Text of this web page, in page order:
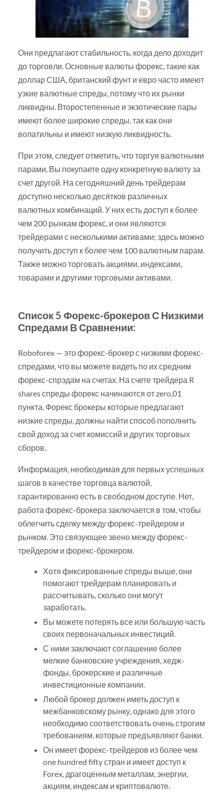
Они предлагают стабильность, когда дело доходит
до торговли. Основные валюты форекс, такие как
доллар США, британский фунт и евро часто имеют
узкие валютные спреды, потому что их рынки
ликвидны. Второстепенные и экзотические пары
имеют более широкие спреды, так как они
волатильны и имеют низкую ликвидность.
При этом, следует отметить, что торгуя валютными
парами, Вы покупаете одну конкретную валюту за
счет другой. На сегодняшний день трейдерам
доступно несколько десятков различных
валютных комбинаций. У них есть доступ к более
чем 200 рынкам форекс, и они являются
трейдерами с несколькими активами; здесь можно
получить доступ к более чем 100 валютным парам.
Также можно торговать акциями, индексами,
товарами и другими торговыми активами.
Список 5 Форекс-брокеров С Низкими
Спредами В Сравнении:
Roboforex — это форекс-брокер с низкими форекс-
спредами, что вы можете видеть по их средним
форекс-спрэдам на счетах. На счете трейдера R
shares спреды форекс начинаются от zero,01
пункта. Форекс брокеры которые предлагают
низкие спреды, должны найти способ пополнить
свой доход за счет комиссий и других торговых
сборов.
Информация, необходимая для первых успешных
шагов в качестве торговца валютой,
гарантированно есть в свободном доступе. Нет,
работа форекс-брокера заключается в том, чтобы
облегчить сделку между форекс-трейдером и
рынком. Это связующее звено между форекс-
трейдером и форекс-брокером.
Хотя фиксированные спреды выше, они
помогают трейдерам планировать и
рассчитывать, сколько они могут
заработать.
Вы можете потерять все или большую часть
своих первоначальных инвестиций.
С ними заключают соглашение более
мелкие банковские учреждения, хедж-
фонды, брокерские и различные
инвестиционные компании.
Любой брокер должен иметь доступ к
межбанковскому рынку, однако для этого
необходимо соответствовать очень строгим
требованиям, которые предъявляют банки.
Он имеет форекс-трейдеров из более чем
one hundred fifty стран и имеет доступ к
Forex, драгоценным металлам, энергии,
акциям, индексам и криптовалюте.